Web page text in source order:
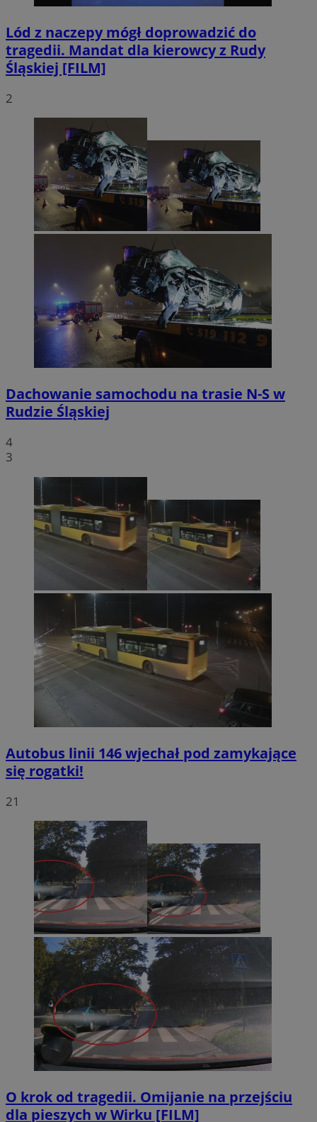
Lód z naczepy mógł doprowadzić do
tragedii. Mandat dla kierowcy z Rudy
Śląskiej [FILM]
2
Dachowanie samochodu na trasie N-S w
Rudzie Śląskiej
4
3
Autobus linii 146 wjechał pod zamykające
się rogatki!
21
O krok od tragedii. Omijanie na przejściu
dla pieszych w Wirku [FILM]